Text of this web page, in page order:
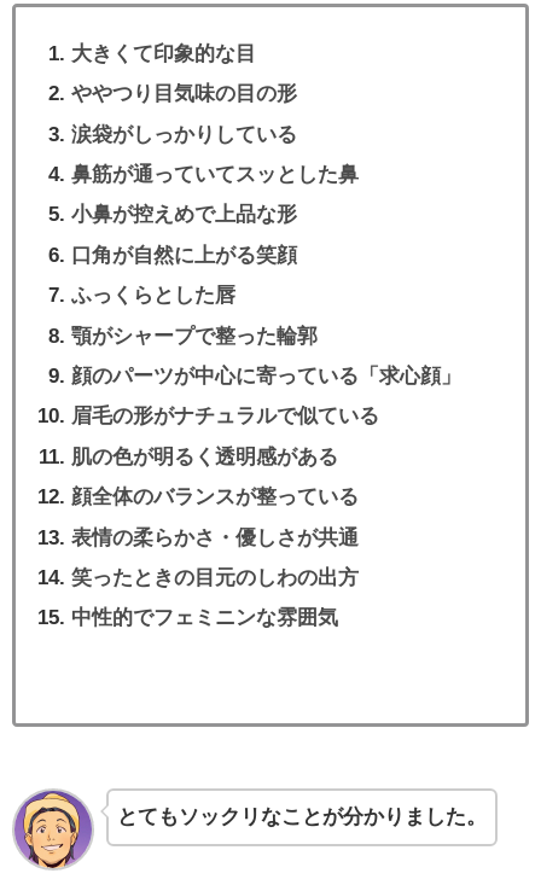
大きくて印象的な目
ややつり目気味の目の形
涙袋がしっかりしている
鼻筋が通っていてスッとした鼻
小鼻が控えめで上品な形
口角が自然に上がる笑顔
ふっくらとした唇
顎がシャープで整った輪郭
顔のパーツが中心に寄っている「求心顔」
眉毛の形がナチュラルで似ている
肌の色が明るく透明感がある
顔全体のバランスが整っている
表情の柔らかさ・優しさが共通
笑ったときの目元のしわの出方
中性的でフェミニンな雰囲気
とてもソックリなことが分かりました。